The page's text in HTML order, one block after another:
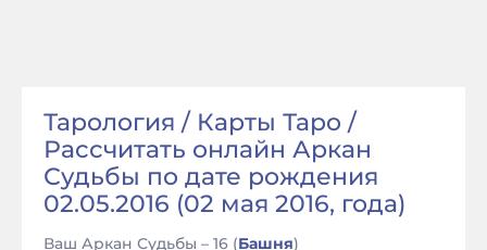
Тарология / Карты Таро /
Рассчитать онлайн Аркан
Судьбы по дате рождения
02.05.2016 (02 мая 2016, года)
Ваш Аркан Судьбы – 16 (Башня)